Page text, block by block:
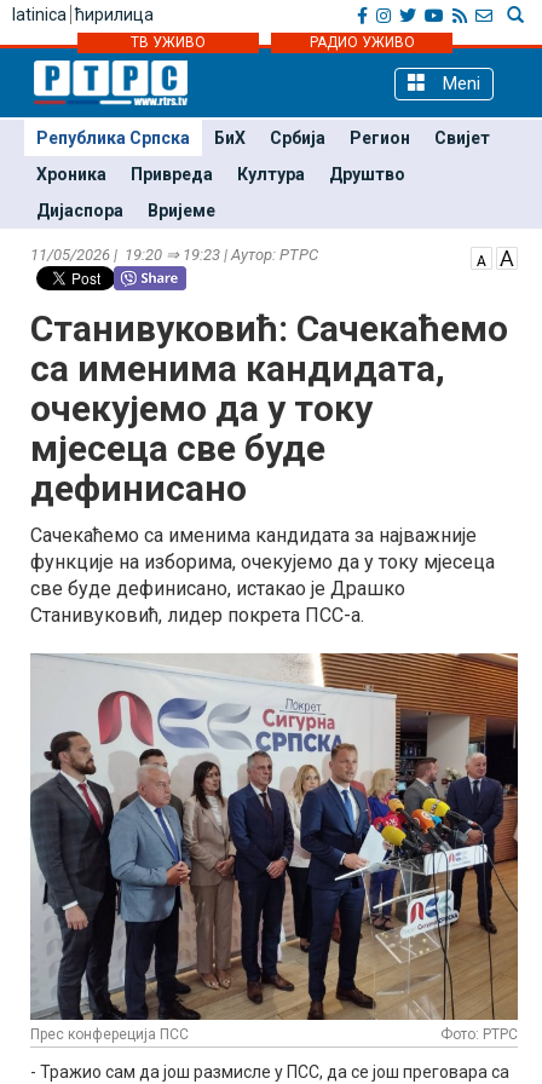
latinica ћирилица
ТВ УЖИВО РАДИО УЖИВО
Meni
Република Српска БиХ Србија Регион
Свијет
Хроника
Привреда Култура
Друштво
Дијаспора
Вријеме
11/05/2026 | 19:20 ⇒ 19:23 | Аутор: РТРС
Станивуковић: Сачекаћемо
са именима кандидата,
очекујемо да у току
мјесеца све буде
дефинисано
Сачекаћемо са именима кандидата за најважније
функције на изборима, очекујемо да у току мјесеца
све буде дефинисано, истакао је Драшко
Станивуковић, лидер покрета ПСС-а.
Прес конфереција ПСС Фото: РТРС
- Тражио сам да још размисле у ПСС, да се још преговара са